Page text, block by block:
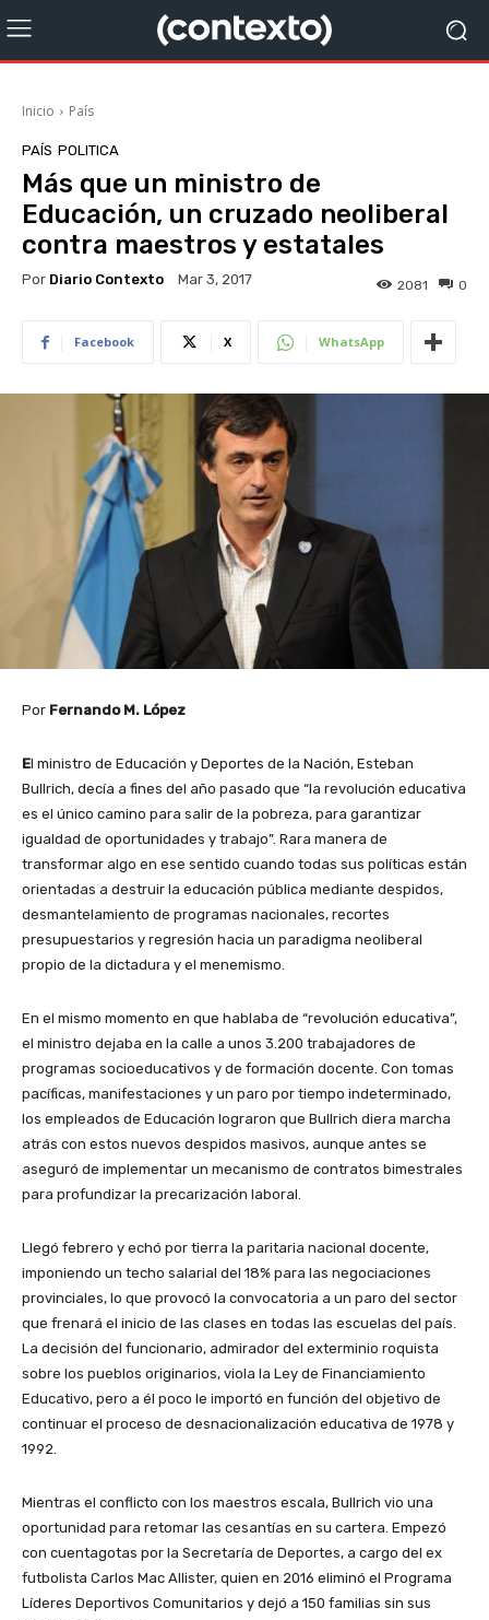
Inicio País
PAÍS POLITICA
Más que un ministro de
Educación, un cruzado neoliberal
contra maestros y estatales
Por Diario Contexto Mar 3, 2017 0
2081
Facebook X WhatsApp
Por Fernando M. López
El ministro de Educación y Deportes de la Nación, Esteban
Bullrich, decía a fines del año pasado que “la revolución educativa
es el único camino para salir de la pobreza, para garantizar
igualdad de oportunidades y trabajo”. Rara manera de
transformar algo en ese sentido cuando todas sus políticas están
orientadas a destruir la educación pública mediante despidos,
desmantelamiento de programas nacionales, recortes
presupuestarios y regresión hacia un paradigma neoliberal
propio de la dictadura y el menemismo.
En el mismo momento en que hablaba de “revolución educativa”,
el ministro dejaba en la calle a unos 3.200 trabajadores de
programas socioeducativos y de formación docente. Con tomas
pacíficas, manifestaciones y un paro por tiempo indeterminado,
los empleados de Educación lograron que Bullrich diera marcha
atrás con estos nuevos despidos masivos, aunque antes se
aseguró de implementar un mecanismo de contratos bimestrales
para profundizar la precarización laboral.
Llegó febrero y echó por tierra la paritaria nacional docente,
imponiendo un techo salarial del 18% para las negociaciones
provinciales, lo que provocó la convocatoria a un paro del sector
que frenará el inicio de las clases en todas las escuelas del país.
La decisión del funcionario, admirador del exterminio roquista
sobre los pueblos originarios, viola la Ley de Financiamiento
Educativo, pero a él poco le importó en función del objetivo de
continuar el proceso de desnacionalización educativa de 1978 y
1992.
Mientras el conflicto con los maestros escala, Bullrich vio una
oportunidad para retomar las cesantías en su cartera. Empezó
con cuentagotas por la Secretaría de Deportes, a cargo del ex
futbolista Carlos Mac Allister, quien en 2016 eliminó el Programa
Líderes Deportivos Comunitarios y dejó a 150 familias sin sus